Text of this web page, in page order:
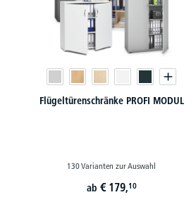
Flügeltürenschränke PROFI MODUL
130 Varianten zur Auswahl
ab € 179,10